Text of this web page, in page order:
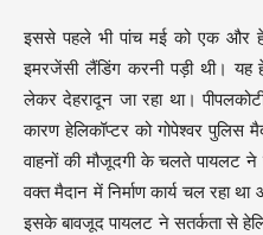
इससे पहले भी पांच मई को एक और
इमरजेंसी लैंडिंग करनी पड़ी थी। यह
लेकर देहरादून जा रहा था।
कारण हेलिकॉप्टर को गोपेश्वर पुलिस
वाहनों की मौजूदगी के चलते पायलट
वक्त मैदान में निर्माण कार्य चल रहा
इसके बावजूद पायलट ने सतर्कता से